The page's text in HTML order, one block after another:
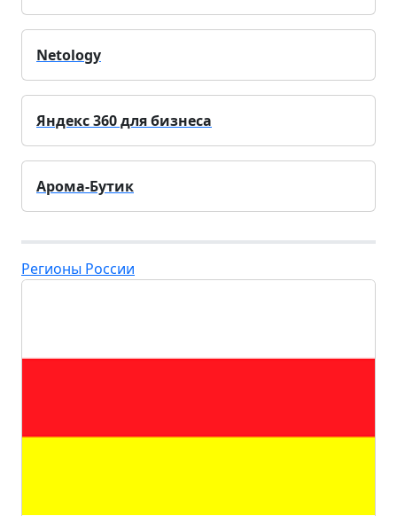
Netology
Яндекс 360 для бизнеса
Арома-Бутик
Регионы России